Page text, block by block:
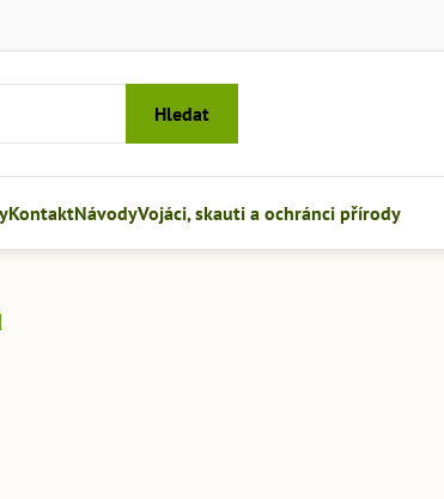
Hledat
KontaktNávodyVojáci, skauti a ochránci přírody